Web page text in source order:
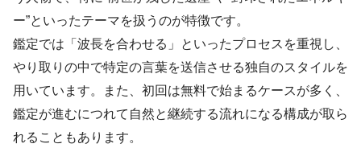
ー”といったテーマを扱うのが特徴です。
鑑定では「波長を合わせる」といったプロセスを重視し、
やり取りの中で特定の言葉を送信させる独自のスタイルを
用いています。また、初回は無料で始まるケースが多く、
鑑定が進むにつれて自然と継続する流れになる構成が取ら
れることもあります。